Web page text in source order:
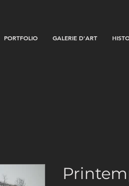
PORTFOLIO GALERIE D'ART